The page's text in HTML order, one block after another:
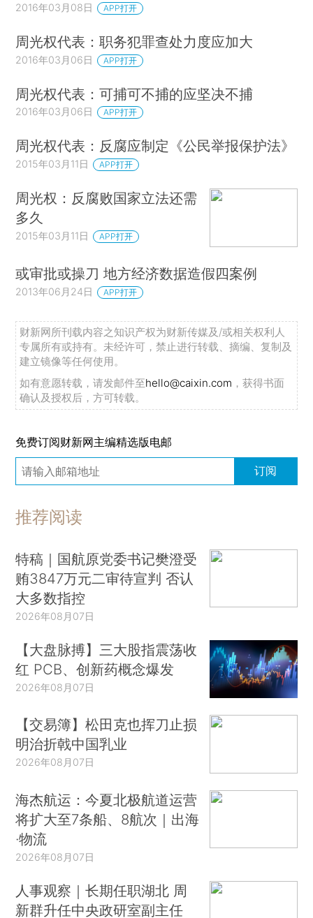
2016年03月08日 APP打开
周光权代表：职务犯罪查处力度应加大
2016年03月06日 APP打开
周光权代表：可捕可不捕的应坚决不捕
2016年03月06日 APP打开
周光权代表：反腐应制定《公民举报保护法》
2015年03月11日 APP打开
周光权：反腐败国家立法还需
多久
2015年03月11日 APP打开
或审批或操刀 地方经济数据造假四案例
2013年06月24日 APP打开
财新网所刊载内容之知识产权为财新传媒及/或相关权利人
专属所有或持有。未经许可，禁止进行转载、摘编、复制及
建立镜像等任何使用。
如有意愿转载，请发邮件至hello@caixin.com ，获得书面
确认及授权后，方可转载。
免费订阅财新网主编精选版电邮
订阅
推荐阅读
特稿｜国航原党委书记樊澄受
贿3847万元二审待宣判 否认
大多数指控
2026年08月07日
【大盘脉搏】三大股指震荡收
红 PCB、创新药概念爆发
2026年08月07日
【交易簿】松田克也挥刀止损
明治折戟中国乳业
2026年08月07日
海杰航运：今夏北极航道运营
将扩大至7条船、8航次｜出海
·物流
2026年08月07日
人事观察｜长期任职湖北 周
新群升任中央政研室副主任